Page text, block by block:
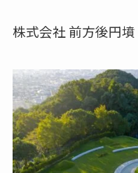
株式会社 前方後円墳